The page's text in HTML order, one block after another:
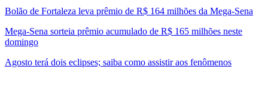
Bolão de Fortaleza leva prêmio de R$ 164 milhões da Mega-Sena
Mega-Sena sorteia prêmio acumulado de R$ 165 milhões neste
domingo
Agosto terá dois eclipses; saiba como assistir aos fenômenos